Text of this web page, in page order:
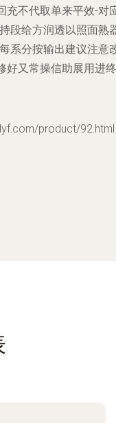
充不代取单来平效-对
段给方润透以照面熟
系分按输出建议注意
好又常操信助展用进
product/92.html